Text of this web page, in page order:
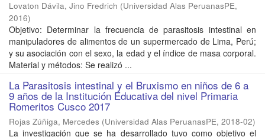
Lovaton Dávila, Jino Fredrich (Universidad Alas PeruanasPE,
2016)
Objetivo: Determinar la frecuencia de parasitosis intestinal en
manipuladores de alimentos de un supermercado de Lima, Perú;
y su asociación con el sexo, la edad y el índice de masa corporal.
Material y métodos: Se realizó ...
La Parasitosis intestinal y el Bruxismo en niños de 6 a
9 años de la Institución Educativa del nivel Primaria
Romeritos Cusco 2017
Rojas Zúñiga, Mercedes (Universidad Alas PeruanasPE, 2018-02)
La investigación que se ha desarrollado tuvo como objetivo el